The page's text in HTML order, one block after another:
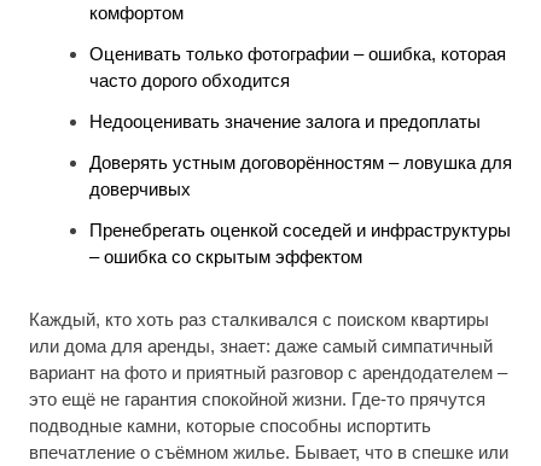
комфортом
Оценивать только фотографии – ошибка, которая
часто дорого обходится
Недооценивать значение залога и предоплаты
Доверять устным договорённостям – ловушка для
доверчивых
Пренебрегать оценкой соседей и инфраструктуры
– ошибка со скрытым эффектом
Каждый, кто хоть раз сталкивался с поиском квартиры
или дома для аренды, знает: даже самый симпатичный
вариант на фото и приятный разговор с арендодателем –
это ещё не гарантия спокойной жизни. Где-то прячутся
подводные камни, которые способны испортить
впечатление о съёмном жилье. Бывает, что в спешке или